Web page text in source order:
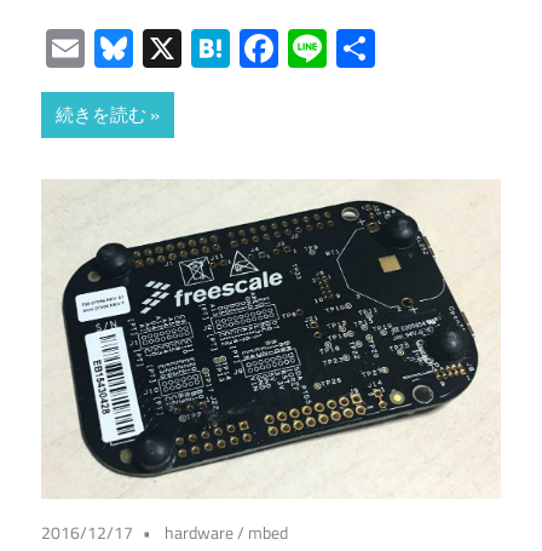
EmailBluesky
X Hatena
Facebook
Line
続きを読む
2016/12/17 hardware/ mbed